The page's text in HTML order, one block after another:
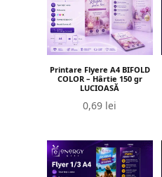
Printare Flyere A4 BIFOLD
COLOR – Hârtie 150 gr
LUCIOASĂ
0,69 lei